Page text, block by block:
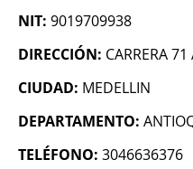
NIT: 9019709938
DIRECCIÓN: CARRERA
CIUDAD: MEDELLIN
DEPARTAMENTO:
TELÉFONO: 3046636376